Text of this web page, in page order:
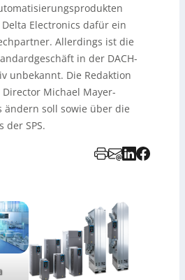
Electronics dafür ein
Allerdings ist die
in der DACH-
unbekannt. Die Redaktion
Michael Mayer-
ändern soll sowie über die
der SPS.